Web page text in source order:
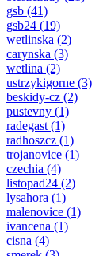
gsb (41)
gsb24 (19)
wetlinska (2)
carynska (3)
wetlina (2)
ustrzykigorne (3)
beskidy-cz (2)
pustevny (1)
radegast (1)
radhoszcz (1)
trojanovice (1)
czechia (4)
listopad24 (2)
lysahora (1)
malenovice (1)
ivancena (1)
cisna (4)